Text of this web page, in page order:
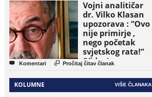
Vojni analitičar
dr. Vilko Klasan
upozorava : “Ovo
nije primirje ,
nego početak
svjetskog rata!”
(Video)
 Komentari  Pročitaj čitav članak
KOLUMNE VIŠE ČLANAKA